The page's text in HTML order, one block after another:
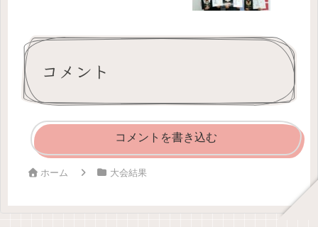
コメント
コメントを書き込む
ホーム 大会結果